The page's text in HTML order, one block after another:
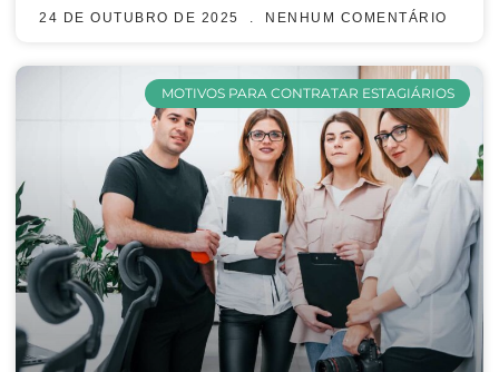
24 DE OUTUBRO DE 2025 NENHUM COMENTÁRIO
MOTIVOS PARA CONTRATAR ESTAGIÁRIOS